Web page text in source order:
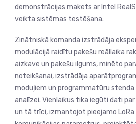
demonstrācijas makets ar Intel
veikta sistēmas testēšana.
Zinātniskā komanda izstrādāja
modulācijā raidītu pakešu reāllaika
aizkave un pakešu ilgums, minēto
noteikšanai, izstrādāja
moduļiem un programmatūru
analīzei. Vienlaikus tika iegūti dati par
un tā trīci, izmantojot pieejamo